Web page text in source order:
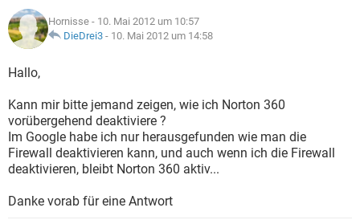
WHATSAPP
FACEBOOK HARDWARE
WINDOWS 10 INSTAGRAM
WHATSAPP
FACEBOOK
SPIELE
ANDROID IOS
FACEBOOK
LEXIKON
SPIELE
ANDROID
WINDOWS 10 INSTAGRAM
WHATSAPP TIKTOK
FACEBOOK HARDWARE
Hornisse - 10. Mai 2012 um 10:57
DieDrei3 - 10. Mai 2012 um 14:58
Hallo,
Kann mir bitte jemand zeigen, wie ich Norton 360
vorübergehend deaktiviere ?
Im Google habe ich nur herausgefunden wie man die
Firewall deaktivieren kann, und auch wenn ich die Firewall
deaktivieren, bleibt Norton 360 aktiv...
Danke vorab für eine Antwort